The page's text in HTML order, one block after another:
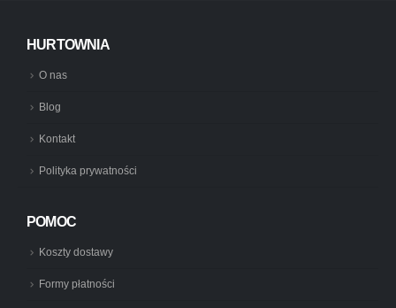
HURTOWNIA
O nas
Blog
Kontakt
Polityka prywatności
POMOC
Koszty dostawy
Formy płatności